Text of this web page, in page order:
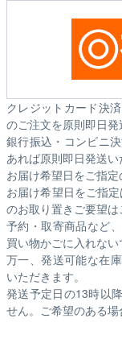
クレジットカード決
のご注文を原則即日発
銀行振込・コンビニ
あれば原則即日発送い
お届け希望日をご指定
お届け希望日をご指
のお取り置きご要望は
予約・取寄商品など
買い物かごに入れない
万一、発送可能な在
いただきます。
発送予定日の13時以
せん。ご希望のある場